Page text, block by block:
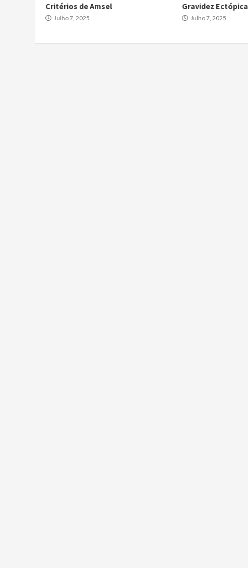
Critérios de Amsel
Julho 7, 2025
Gravidez Ectópica
Julho 7, 2025